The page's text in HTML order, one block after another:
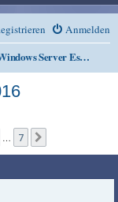
Anmelden
Windows Server Essentials 2016
… 7